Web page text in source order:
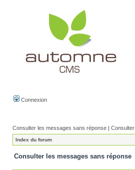
Connexion
Consulter les messages sans réponse |
Index du forum
Consulter les messages sans réponse